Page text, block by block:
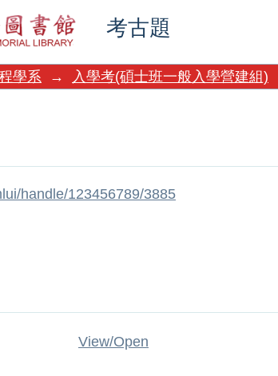
考古題
學系 → 入學考(碩士班一般入學營建組)
handle/123456789/3885
View/Open